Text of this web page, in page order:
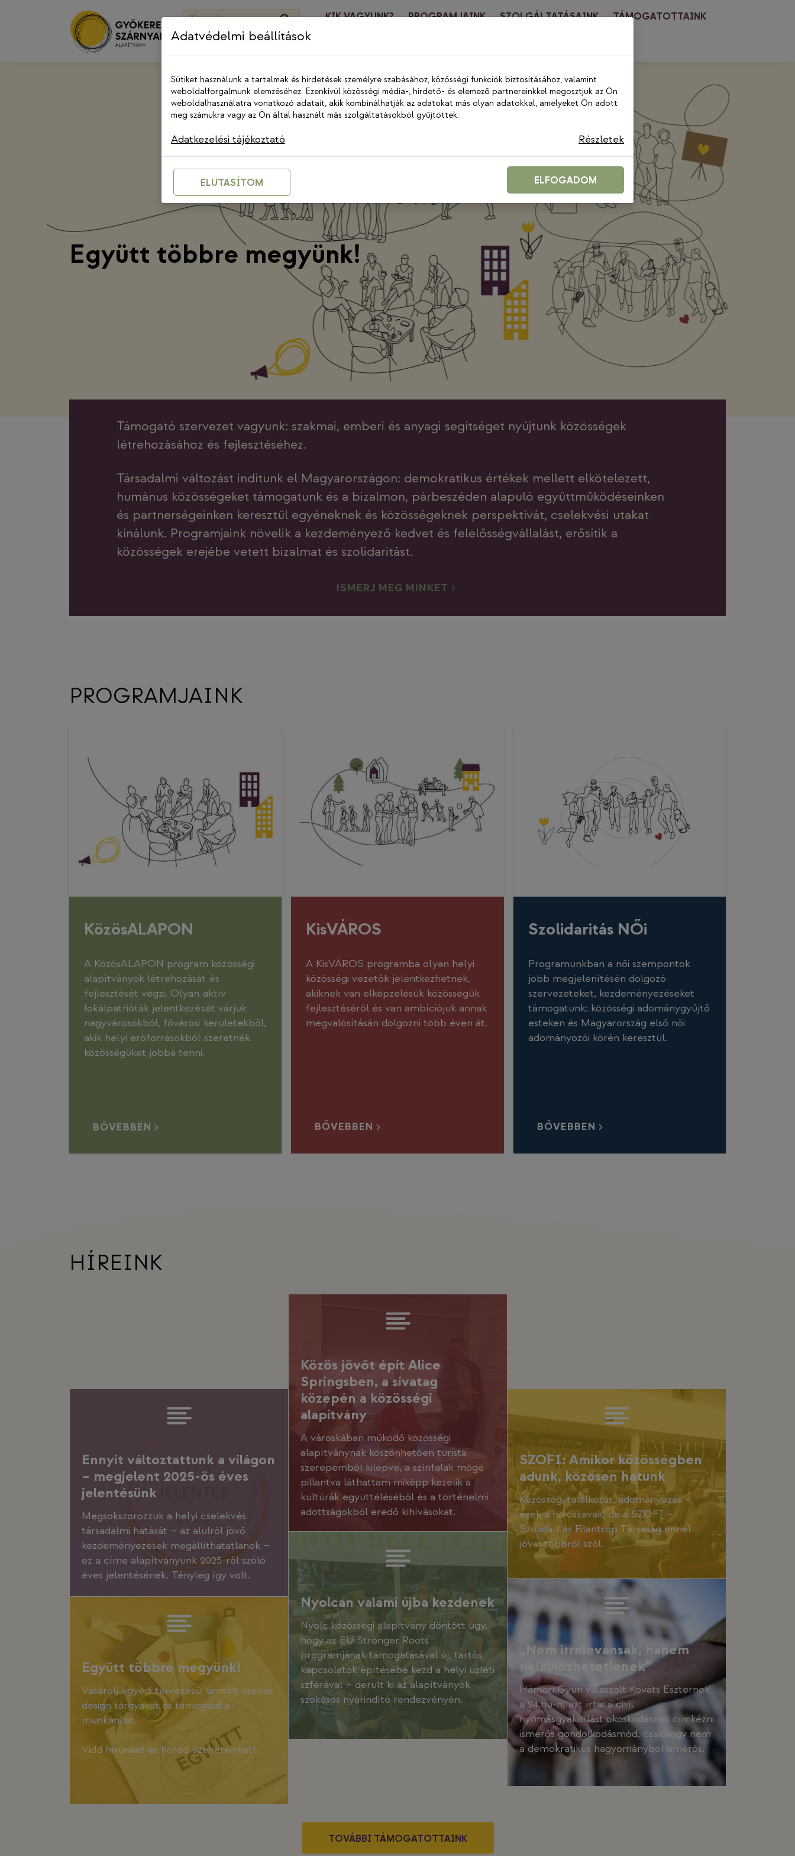
Keresés: KIK VAGYUNK? PROGRAMJAINK SZOLGÁLTATÁSAINK
TÁMOGATOTTAINK
Együtt többre megyünk!
Támogató szervezet vagyunk: szakmai, emberi és anyagi segítséget nyújtunk közösségek
létrehozásához és fejlesztéséhez.
Társadalmi változást indítunk el Magyarországon: demokratikus értékek mellett elkötelezett,
humánus közösségeket támogatunk és a bizalmon, párbeszéden alapuló együttműködéseinken
és partnerségeinken keresztül egyéneknek és közösségeknek perspektívát, cselekvési utakat
kínálunk. Programjaink növelik a kezdeményező kedvet és felelősségvállalást, erősítik a
közösségek erejébe vetett bizalmat és szolidaritást.
ISMERJ MEG MINKET
PROGRAMJAINK
KözösALAPON
A KözösALAPON program közösségi
alapítványok létrehozását és
fejlesztését végzi. Olyan aktív
lokálpatrióták jelentkezését várjuk
nagyvárosokból, fővárosi kerületekből,
akik helyi erőforrásokból szeretnék
közösségüket jobbá tenni.
BŐVEBBEN
KisVÁROS
A KisVÁROS programba olyan helyi
közösségi vezetők jelentkezhetnek,
akiknek van elképzelésük közösségük
fejlesztéséről és van ambíciójuk annak
megvalósításán dolgozni több éven át.
BŐVEBBEN
Szolidaritás NŐi
Programunkban a női szempontok
jobb megjelenítésén dolgozó
szervezeteket, kezdeményezéseket
támogatunk: közösségi adománygyűjtő
esteken és Magyarország első női
adományozói körén keresztül.
BŐVEBBEN
HÍREINK
Ennyit változtattunk a világon
– megjelent 2025-ös éves
jelentésünk
Megsokszorozzuk a helyi cselekvés
társadalmi hatását – az alulról jövő
kezdeményezések megállíthatatlanok –
ez a címe alapítványunk 2025-ről szóló
éves jelentésének. Tényleg így volt.
Együtt többre megyünk!
Vásárolj egyedi tervezésű, limitált szériás
design tárgyakat és támogasd a
munkánkat.
Vidd hírünket és hordd üzeneteinket!
Közös jövőt épít Alice
Springsben, a sivatag
közepén a közösségi
alapítvány
A városkában működő közösségi
alapítványnak köszönhetően turista
szerepemből kilépve, a színfalak mögé
pillantva láthattam miképp kezelik a
kultúrák együttéléséből és a történelmi
adottságokból eredő kihívásokat.
Nyolcan valami újba kezdenek
Nyolc közösségi alapítvány döntött úgy,
hogy az EU Stronger Roots
programjának támogatásával új, tartós
kapcsolatok építésébe kezd a helyi üzleti
szférával – derült ki az alapítványok
szokásos nyárindító rendezvényén.
SZOFI: Amikor közösségben
adunk, közösen hatunk
Közösség, találkozás, adományozás –
ezek a hívószavak, de a SZOFI –
Szolidaritás Filantróp Társaság ennél
jóval többről szól.
„Nem irrelevánsak, hanem
nélkülözhetetlenek”
Hámori Gyuri válaszolt Kováts Eszternek
a 24.hu-n; azt írta: a civil
nyomásgyakorlást okoskodásnak címkézni
ismerős gondolkodásmód, csakhogy nem
a demokratikus hagyományból ismerős.
TOVÁBBI TÁMOGATOTTAINK
Adatvédelmi beállítások
Sütiket használunk a tartalmak és hirdetések személyre szabásához, közösségi funkciók biztosításához, valamint
weboldalforgalmunk elemzéséhez. Ezenkívül közösségi média-, hirdető- és elemező partnereinkkel megosztjuk az Ön
weboldalhasználatra vonatkozó adatait, akik kombinálhatják az adatokat más olyan adatokkal, amelyeket Ön adott
meg számukra vagy az Ön által használt más szolgáltatásokból gyűjtöttek.
Adatkezelési tájékoztató Részletek
ELUTASÍTOM ELFOGADOM